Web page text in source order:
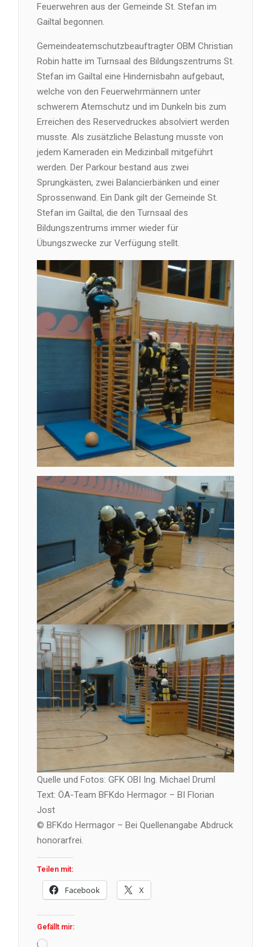
Feuerwehren aus der Gemeinde St. Stefan im
Gailtal begonnen.
Gemeindeatemschutzbeauftragter OBM Christian
Robin hatte im Turnsaal des Bildungszentrums St.
Stefan im Gailtal eine Hindernisbahn aufgebaut,
welche von den Feuerwehrmännern unter
schwerem Atemschutz und im Dunkeln bis zum
Erreichen des Reservedruckes absolviert werden
musste. Als zusätzliche Belastung musste von
jedem Kameraden ein Medizinball mitgeführt
werden. Der Parkour bestand aus zwei
Sprungkästen, zwei Balancierbänken und einer
Sprossenwand. Ein Dank gilt der Gemeinde St.
Stefan im Gailtal, die den Turnsaal des
Bildungszentrums immer wieder für
Übungszwecke zur Verfügung stellt.
Quelle und Fotos: GFK OBI Ing. Michael Druml
Text: ÖA-Team BFKdo Hermagor – BI Florian
Jost
© BFKdo Hermagor – Bei Quellenangabe Abdruck
honorarfrei.
Teilen mit:
Facebook X
Gefällt mir:
Wird